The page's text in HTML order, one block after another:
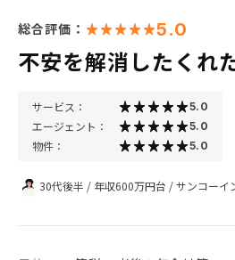
総合評価： 5.0
不安を解消したくれ
サービス： 5.0
エージェント： 5.0
物件： 5.0
30代後半 / 年収600万円台 /サンコーイ